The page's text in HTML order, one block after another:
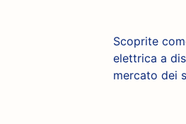
Scoprite
elettrica a
mercato dei